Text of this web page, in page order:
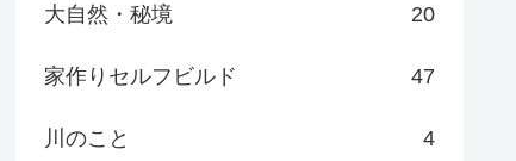
大自然・秘境 20
家作りセルフビルド 47
川のこと 4